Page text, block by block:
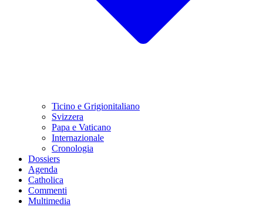
Ticino e Grigionitaliano
Svizzera
Papa e Vaticano
Internazionale
Cronologia
Dossiers
Agenda
Catholica
Commenti
Multimedia